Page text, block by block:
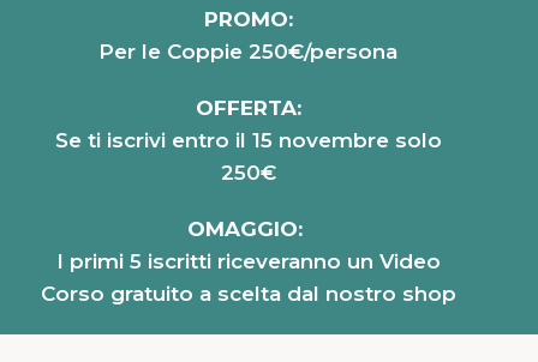
PROMO:
Per le Coppie 250€/persona
OFFERTA:
Se ti iscrivi entro il 15 novembre solo
250€
OMAGGIO:
I primi 5 iscritti riceveranno un Video
Corso gratuito a scelta dal nostro shop